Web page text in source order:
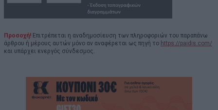
Προσοχή! Επιτρέπεται η αναδημοσίευση των πληροφοριών του παραπάνω
άρθρου ή μέρους αυτών μόνο αν αναφέρεται ως πηγή το https://paidis.com/
και υπάρχει ενεργός σύνδεσμος.